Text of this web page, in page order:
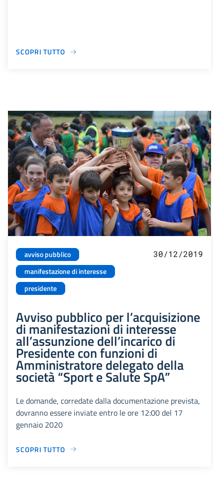
SCOPRI TUTTO
avviso pubblico
manifestazione di interesse
presidente
30/12/2019
Avviso pubblico per l’acquisizione
di manifestazioni di interesse
all’assunzione dell’incarico di
Presidente con funzioni di
Amministratore delegato della
società “Sport e Salute SpA”
Le domande, corredate dalla documentazione prevista,
dovranno essere inviate entro le ore 12:00 del 17
gennaio 2020
SCOPRI TUTTO